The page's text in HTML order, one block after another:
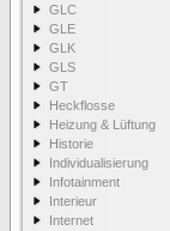
GLC
GLE
GLK
GLS
GT
Heckflosse
Heizung & Lüftung
Historie
Individualisierung
Infotainment
Interieur
Internet